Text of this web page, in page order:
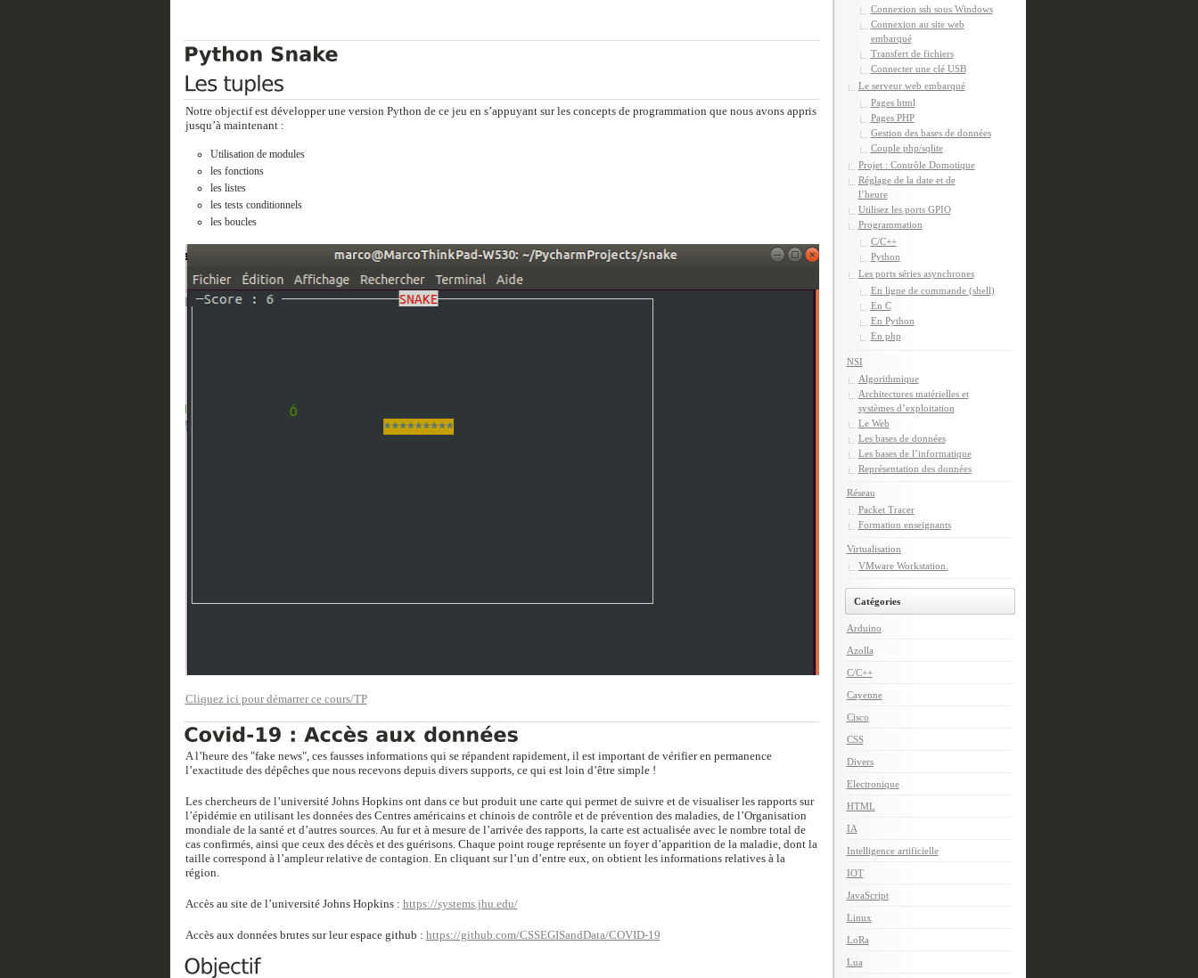
Notre objectif est développer une version Python de ce jeu en s’appuyant sur les concepts de programmation que nous avons appris
jusqu’à maintenant :
Utilisation de modules
les fonctions
les listes
les tests conditionnels
les boucles
Cliquez ici pour démarrer ce cours/TP
A l’heure des "fake news", ces fausses informations qui se répandent rapidement, il est important de vérifier en permanence
l’exactitude des dépêches que nous recevons depuis divers supports, ce qui est loin d’être simple !
Les chercheurs de l’université Johns Hopkins ont dans ce but produit une carte qui permet de suivre et de visualiser les rapports sur
l’épidémie en utilisant les données des Centres américains et chinois de contrôle et de prévention des maladies, de l’Organisation
mondiale de la santé et d’autres sources. Au fur et à mesure de l’arrivée des rapports, la carte est actualisée avec le nombre total de
cas confirmés, ainsi que ceux des décès et des guérisons. Chaque point rouge représente un foyer d’apparition de la maladie, dont la
taille correspond à l’ampleur relative de contagion. En cliquant sur l’un d’entre eux, on obtient les informations relatives à la
région.
Accès au site de l’université Johns Hopkins : https://systems.jhu.edu/
Accès aux données brutes sur leur espace github : https://github.com/CSSEGISandData/COVID-19
Connexion ssh sous Windows
Connexion au site web
embarqué
Transfert de fichiers
Connecter une clé USB
Le serveur web embarqué
Pages html
Pages PHP
Gestion des bases de données
Couple php/sqlite
Projet : Contrôle Domotique
Réglage de la date et de
l’heure
Utilisez les ports GPIO
Programmation
C/C++
Python
Les ports séries asynchrones
En ligne de commande (shell)
En C
En Python
En php
NSI
Algorithmique
Architectures matérielles et
systèmes d’exploitation
Le Web
Les bases de données
Les bases de l’informatique
Représentation des données
Réseau
Packet Tracer
Formation enseignants
Virtualisation
VMware Workstation.
Catégories
Arduino
Azolla
C/C++
Cayenne
Cisco
CSS
Divers
Electronique
HTML
IA
Intelligence artificielle
IOT
JavaScript
Linux
LoRa
Lua